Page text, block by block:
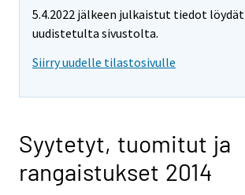
5.4.2022 jälkeen julkaistut tiedot löydät
uudistetulta sivustolta.
Siirry uudelle tilastosivulle
Syytetyt, tuomitut ja
rangaistukset 2014